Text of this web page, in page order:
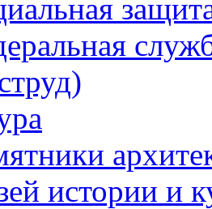
истории и